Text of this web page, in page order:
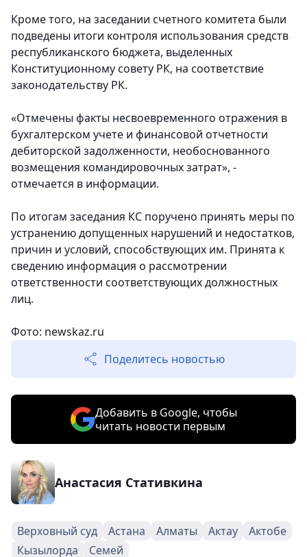
Кроме того, на заседании счетного комитета были
подведены итоги контроля использования средств
республиканского бюджета, выделенных
Конституционному совету РК, на соответствие
законодательству РК.
«Отмечены факты несвоевременного отражения в
бухгалтерском учете и финансовой отчетности
дебиторской задолженности, необоснованного
возмещения командировочных затрат», -
отмечается в информации.
По итогам заседания КС поручено принять меры по
устранению допущенных нарушений и недостатков,
причин и условий, способствующих им. Принята к
сведению информация о рассмотрении
ответственности соответствующих должностных
лиц.
Фото: newskaz.ru
Поделитесь новостью
Добавить в Google, чтобы
читать новости первым
Анастасия Стативкина
Верховный суд Астана Алматы Актау
Актобе
Кызылорда
Семей